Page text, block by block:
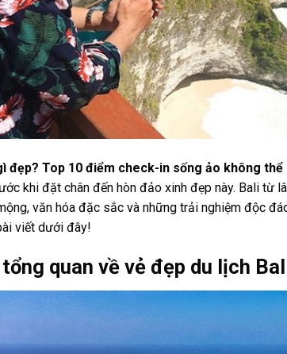
đẹp? Top 10 điểm check-in sống ảo không thể
khi đặt chân đến hòn đảo xinh đẹp này. Bali từ
văn hóa đặc sắc và những trải nghiệm độc
viết dưới đây!
quan về vẻ đẹp du lịch